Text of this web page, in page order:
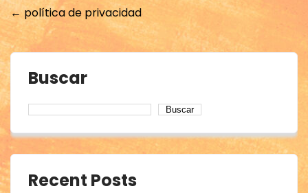
Post
navigation
←política de privacidad
Buscar
Buscar
Recent Posts